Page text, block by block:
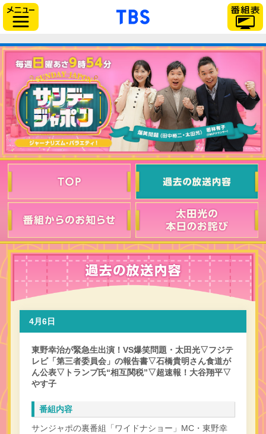
「TBSテレビ」トップ
4月6日
東野幸治が緊急生出演！VS爆笑問題・太田光▽フジテ
レビ「第三者委員会」の報告書▽石橋貴明さん食道が
ん公表▽トランプ氏“相互関税”▽超速報！大谷翔平▽
やす子
番組内容
サンジャポの裏番組「ワイドナショー」MC・東野幸